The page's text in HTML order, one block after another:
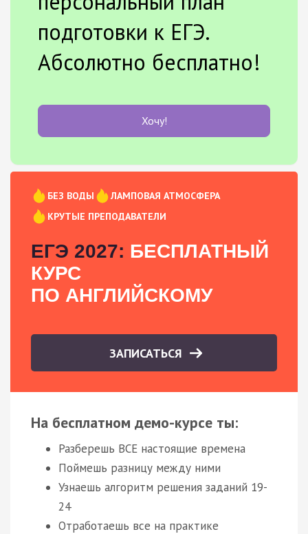
подготовки к ЕГЭ.
Абсолютно бесплатно!
Хочу!
БЕЗ ВОДЫ
ЛАМПОВАЯ АТМОСФЕРА
КРУТЫЕ ПРЕПОДАВАТЕЛИ
ЕГЭ 2027: БЕСПЛАТНЫЙ
КУРС
ПО АНГЛИЙСКОМУ
ЗАПИСАТЬСЯ
На бесплатном демо-курсе ты:
Разберешь ВСЕ настоящие времена
Поймешь разницу между ними
Узнаешь алгоритм решения заданий 19-
24
Отработаешь все на практике